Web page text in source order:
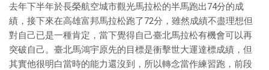
去年下半年於長榮航空城市觀光馬拉松的半馬跑出74分的成
績，接下來在高雄富邦馬拉松跑了72分，雖然成績不盡理想但
對自己已是一種肯定，當下覺得自己臺北馬拉松有機會可以再
突破自己。臺北馬鴻宇原先的目標是衝擊世大運達標成績，但
其實他很明白當時的能力還沒到，所以轉念當作練習跑，前段